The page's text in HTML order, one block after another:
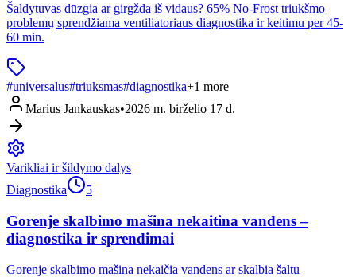
Šaldytuvas dūzgia ar girgžda iš vidaus? 65% No-Frost triukšmo
problemų sprendžiama ventiliatoriaus diagnostika ir keitimu per 45-
60 min.
#universalus#triuksmas#diagnostika+1 more
Marius Jankauskas•2026 m. birželio 17 d.
Varikliai ir šildymo dalys
Diagnostika
5
Gorenje skalbimo mašina nekaitina vandens –
diagnostika ir sprendimai
Gorenje skalbimo mašina nekaičia vandens ar skalbia šaltu